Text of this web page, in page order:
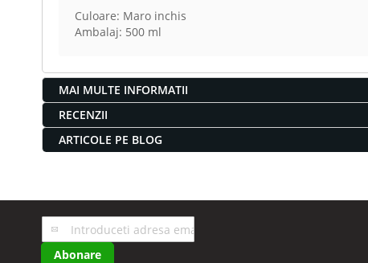
Culoare: Maro inchis
Ambalaj: 500 ml
MAI MULTE INFORMATII
RECENZII
ARTICOLE PE BLOG
Inscrieti-
va
Abonare